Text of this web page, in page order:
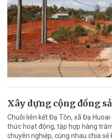
Xây dựng cộng đồng
Chuỗi liên kết Đạ Tồn, xã Đạ
thức hoạt động, tập hợp hàng
chuyên nghiệp, cùng nhau chia